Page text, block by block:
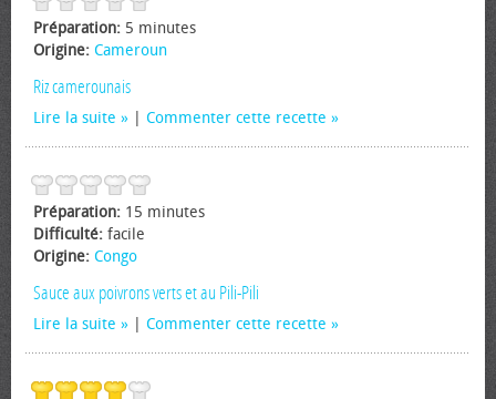
Préparation: 5 minutes
Origine: Cameroun
Riz camerounais
Lire la suite Commenter cette recette
Préparation: 15 minutes
Difficulté: facile
Origine: Congo
Sauce aux poivrons verts et au Pili-Pili
Lire la suite Commenter cette recette